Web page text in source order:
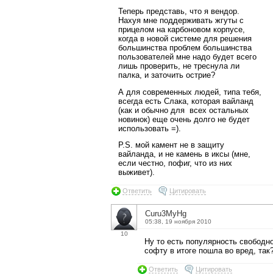
Теперь представь, что я вендор.
Нахуя мне поддерживать жгуты с
прицелом на карбоновом корпусе,
когда в новой системе для решения
большинства проблем большинства
пользователей мне надо будет всего
лишь проверить, не треснула ли
палка, и заточить острие?
А для современных людей, типа тебя,
всегда есть Слака, которая вайланд
(как и обычно для всех остальных
новинок) еще очень долго не будет
использовать =).
P.S. мой камент не в защиту
вайланда, и не камень в иксы (мне,
если честно, пофиг, что из них
выживет).
Ответить Цитировать
10
Curu3MyHg
05:38, 19 ноября 2010
Ну то есть популярность
софту в итоге пошла во вред,
Ответить Цитировать